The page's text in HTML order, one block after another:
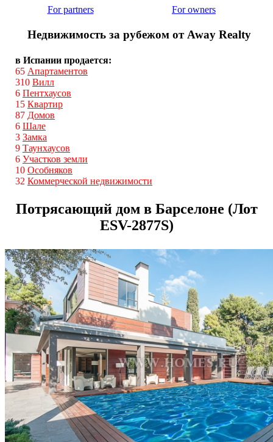
For partners For owners
Недвижимость за рубежом от Away Realty
в Испании продается:
65 Апартаментов
310 Вилл
6 Пентхаусов
15 Квартир
87 Домов
6 Шале
3 Замка
9 Таунхаусов
6 Участков земли
10 Особняков
32 Коммерческой недвижимости
Потрясающий дом в Барселоне (Лот
ESV-2877S)